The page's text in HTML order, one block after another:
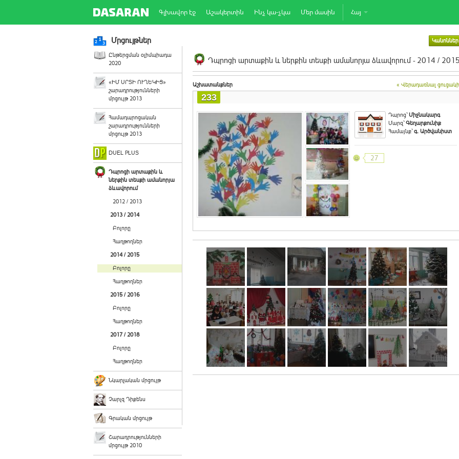
Գլխավոր էջ Աշակերտին Ինչ կա-չկա Մեր մասին Հայ
Մրցույթներ Կանոններ
Ընթերցման օլիմպիադա
2020
«ԻՄ ՍՐՏԻ ՈՒՂԵԿԻՑ»
շարադրությունների
մրցույթ 2013
Համադպրոցական
շարադրությունների
մրցույթ 2013
DUEL PLUS
Դպրոցի արտաքին և
ներքին տեսքի ամանորյա
ձևավորում
2012 / 2013
2013 / 2014
Բոլորը
Հաղթողներ
2014 / 2015
Բոլորը
Հաղթողներ
2015 / 2016
Բոլորը
Հաղթողներ
2017 / 2018
Բոլորը
Հաղթողներ
Նկարչական մրցույթ
Չարլզ Դիքենս
Գրական մրցույթ
Շարադրությունների
մրցույթ 2010
Դպրոցի արտաքին և ներքին տեսքի ամանորյա ձևավորում - 2014 / 2015
Աշխատանքներ « Վերադառնալ
233
Դպրոց`Միջնակարգ
Մարզ`Գեղարքունիք
Համայնք`գ. Արծվանիստ
27